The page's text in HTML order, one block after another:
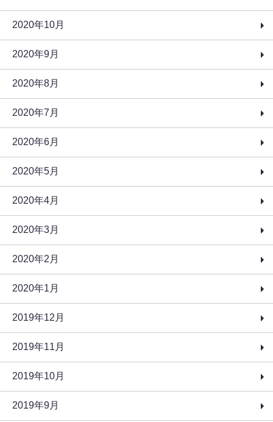
2020年10月
2020年9月
2020年8月
2020年7月
2020年6月
2020年5月
2020年4月
2020年3月
2020年2月
2020年1月
2019年12月
2019年11月
2019年10月
2019年9月